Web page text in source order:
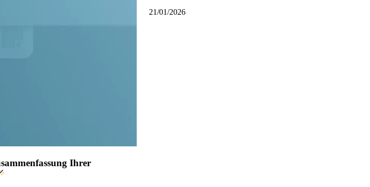
Ihrer
21/01/2026